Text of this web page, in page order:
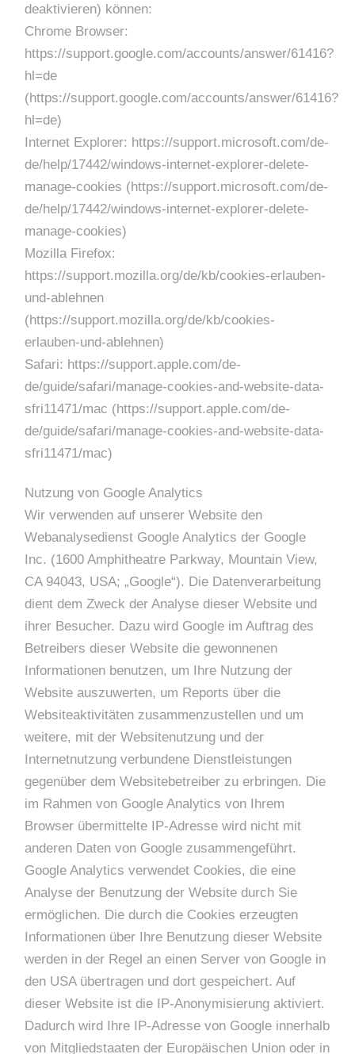
deaktivieren) können:
Chrome Browser:
https://support.google.com/accounts/answer/61416?
hl=de
(https://support.google.com/accounts/answer/61416?
hl=de)
Internet Explorer: https://support.microsoft.com/de-
de/help/17442/windows-internet-explorer-delete-
manage-cookies (https://support.microsoft.com/de-
de/help/17442/windows-internet-explorer-delete-
manage-cookies)
Mozilla Firefox:
https://support.mozilla.org/de/kb/cookies-erlauben-
und-ablehnen
(https://support.mozilla.org/de/kb/cookies-
erlauben-und-ablehnen)
Safari: https://support.apple.com/de-
de/guide/safari/manage-cookies-and-website-data-
sfri11471/mac (https://support.apple.com/de-
de/guide/safari/manage-cookies-and-website-data-
sfri11471/mac)
Nutzung von Google Analytics
Wir verwenden auf unserer Website den
Webanalysedienst Google Analytics der Google
Inc. (1600 Amphitheatre Parkway, Mountain View,
CA 94043, USA; „Google“). Die Datenverarbeitung
dient dem Zweck der Analyse dieser Website und
ihrer Besucher. Dazu wird Google im Auftrag des
Betreibers dieser Website die gewonnenen
Informationen benutzen, um Ihre Nutzung der
Website auszuwerten, um Reports über die
Websiteaktivitäten zusammenzustellen und um
weitere, mit der Websitenutzung und der
Internetnutzung verbundene Dienstleistungen
gegenüber dem Websitebetreiber zu erbringen. Die
im Rahmen von Google Analytics von Ihrem
Browser übermittelte IP-Adresse wird nicht mit
anderen Daten von Google zusammengeführt.
Google Analytics verwendet Cookies, die eine
Analyse der Benutzung der Website durch Sie
ermöglichen. Die durch die Cookies erzeugten
Informationen über Ihre Benutzung dieser Website
werden in der Regel an einen Server von Google in
den USA übertragen und dort gespeichert. Auf
dieser Website ist die IP-Anonymisierung aktiviert.
Dadurch wird Ihre IP-Adresse von Google innerhalb
von Mitgliedstaaten der Europäischen Union oder in